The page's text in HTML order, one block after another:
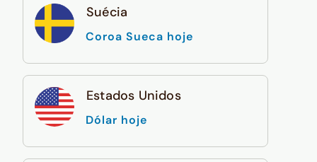
Suécia
Coroa Sueca hoje
Estados Unidos
Dólar hoje